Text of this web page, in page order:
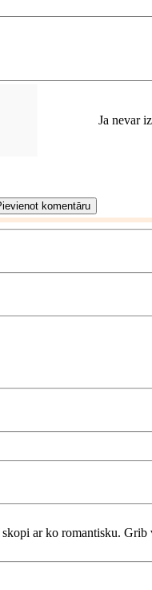
Ja nevar
ar ko romantisku.